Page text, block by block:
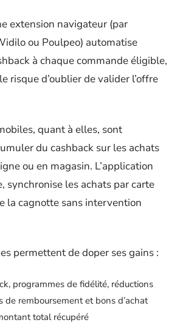
extension navigateur (par
ou Poulpeo) automatise
à chaque commande éligible,
risque d’oublier de valider l’offre
quant à elles, sont
du cashback sur les achats
ou en magasin. L’application
synchronise les achats par carte
la cagnotte sans intervention
permettent de doper ses gains :
programmes de fidélité, réductions
de remboursement et bons d’achat
total récupéré